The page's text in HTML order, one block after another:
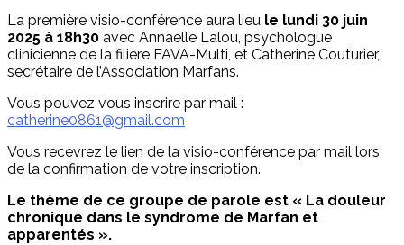
La première visio-conférence aura lieu le lundi 30 juin
2025 à 18h30 avec Annaelle Lalou, psychologue
clinicienne de la filière FAVA-Multi, et Catherine Couturier,
secrétaire de l’Association Marfans.
Vous pouvez vous inscrire par mail :
catherine0861@gmail.com
Vous recevrez le lien de la visio-conférence par mail lors
de la confirmation de votre inscription.
Le thème de ce groupe de parole est « La douleur
chronique dans le syndrome de Marfan et
apparentés ».